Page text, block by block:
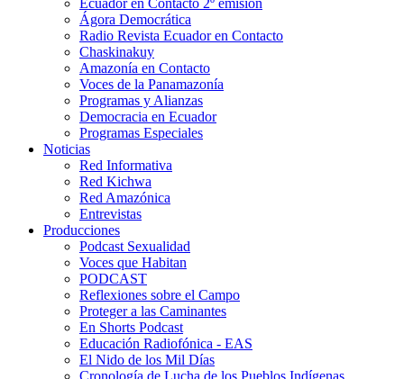
Ecuador en Contacto 2º emisión
Ágora Democrática
Radio Revista Ecuador en Contacto
Chaskinakuy
Amazonía en Contacto
Voces de la Panamazonía
Programas y Alianzas
Democracia en Ecuador
Programas Especiales
Noticias
Red Informativa
Red Kichwa
Red Amazónica
Entrevistas
Producciones
Podcast Sexualidad
Voces que Habitan
PODCAST
Reflexiones sobre el Campo
Proteger a las Caminantes
En Shorts Podcast
Educación Radiofónica - EAS
El Nido de los Mil Días
Cronología de Lucha de los Pueblos Indígenas